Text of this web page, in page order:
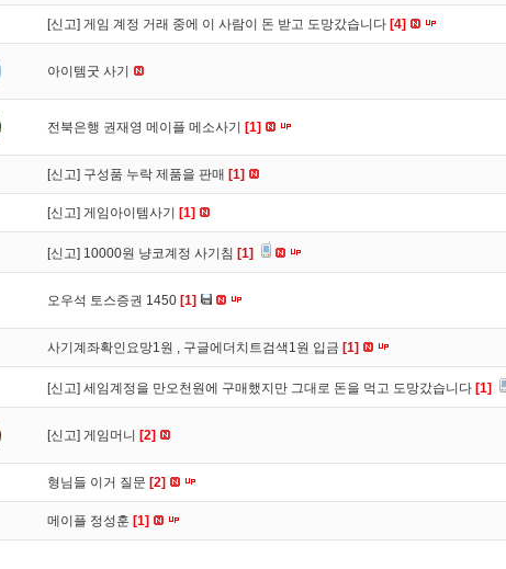
[신고] 게임 계정 거래 중에 이 사람이 돈 받고 도망갔습니다 [4]
아이템굿 사기
전북은행 권재영 메이플 메소사기 [1]
[신고] 구성품 누락 제품을 판매 [1]
[신고] 게임아이템사기 [1]
[신고] 10000원 냥코계정 사기침 [1]
오우석 토스증권 1450 [1]
사기계좌확인요망1원 , 구글에더치트검색1원 입금 [1]
[신고] 세임계정을 만오천원에 구매했지만 그대로 돈을 먹고 도망갔습니다 [1]
[신고] 게임머니 [2]
형님들 이거 질문 [2]
메이플 정성훈 [1]